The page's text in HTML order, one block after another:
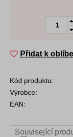
Přidat k
Kód produktu:
Výrobce:
EAN:
Související